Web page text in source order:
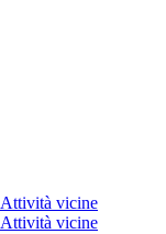
Attività vicine
Attività vicine